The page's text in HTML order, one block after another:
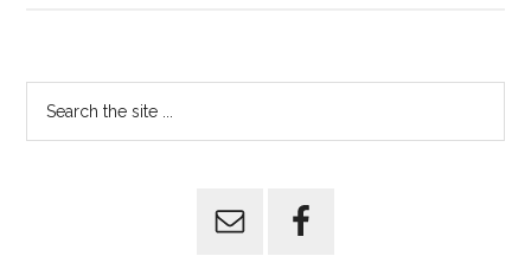
Primary
Sidebar